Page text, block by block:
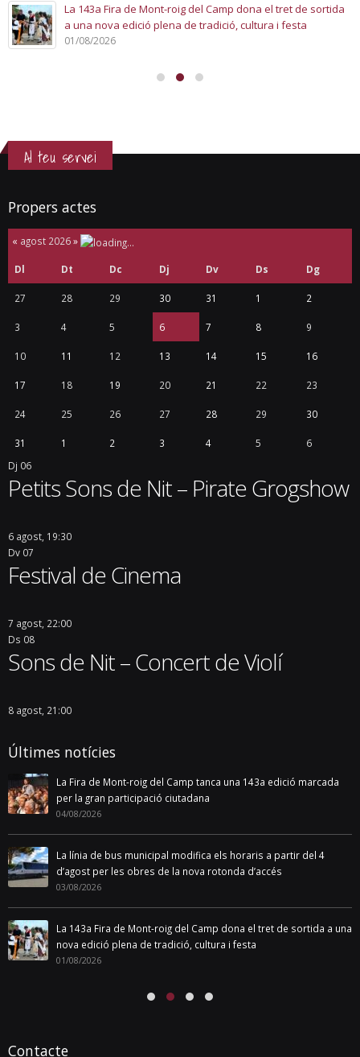
La 143a Fira de Mont-roig del Camp dona el tret de sortida
a una nova edició plena de tradició, cultura i festa
01/08/2026
Al teu servei
Propers actes
« agost 2026»
Dl Dt Dc Dj Dv Ds Dg
27 28 29 30 31 1 2
3 4 5 6 7 8 9
10 11 12 13 14 15 16
17 18 19 20 21 22 23
24 25 26 27 28 29 30
31 1 2 3 4 5
6
Dj 06
Petits Sons de Nit – Pirate Grogshow
6 agost, 19:30
Dv 07
Festival de Cinema
7 agost, 22:00
Ds 08
Sons de Nit – Concert de Violí
8 agost, 21:00
Últimes notícies
La Fira de Mont-roig del Camp tanca una 143a edició marcada
per la gran participació ciutadana
04/08/2026
La línia de bus municipal modifica els horaris a partir del 4
d’agost per les obres de la nova rotonda d’accés
03/08/2026
La 143a Fira de Mont-roig del Camp dona el tret de sortida a una
nova edició plena de tradició, cultura i festa
01/08/2026
Contacte